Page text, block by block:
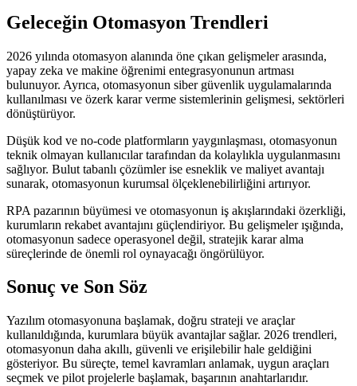
Geleceğin Otomasyon Trendleri
2026 yılında otomasyon alanında öne çıkan gelişmeler arasında,
yapay zeka ve makine öğrenimi entegrasyonunun artması
bulunuyor. Ayrıca, otomasyonun siber güvenlik uygulamalarında
kullanılması ve özerk karar verme sistemlerinin gelişmesi, sektörleri
dönüştürüyor.
Düşük kod ve no-code platformların yaygınlaşması, otomasyonun
teknik olmayan kullanıcılar tarafından da kolaylıkla uygulanmasını
sağlıyor. Bulut tabanlı çözümler ise esneklik ve maliyet avantajı
sunarak, otomasyonun kurumsal ölçeklenebilirliğini artırıyor.
RPA pazarının büyümesi ve otomasyonun iş akışlarındaki özerkliği,
kurumların rekabet avantajını güçlendiriyor. Bu gelişmeler ışığında,
otomasyonun sadece operasyonel değil, stratejik karar alma
süreçlerinde de önemli rol oynayacağı öngörülüyor.
Sonuç ve Son Söz
Yazılım otomasyonuna başlamak, doğru strateji ve araçlar
kullanıldığında, kurumlara büyük avantajlar sağlar. 2026 trendleri,
otomasyonun daha akıllı, güvenli ve erişilebilir hale geldiğini
gösteriyor. Bu süreçte, temel kavramları anlamak, uygun araçları
seçmek ve pilot projelerle başlamak, başarının anahtarlarıdır.